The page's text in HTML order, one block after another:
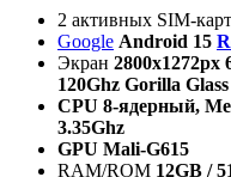
2 активных SIM-
Google Android 15
Экран 2800х1272px
120Ghz Gorilla
CPU 8-ядерный,
3.35Ghz
GPU Mali-G615
RAM/ROM 12GB /